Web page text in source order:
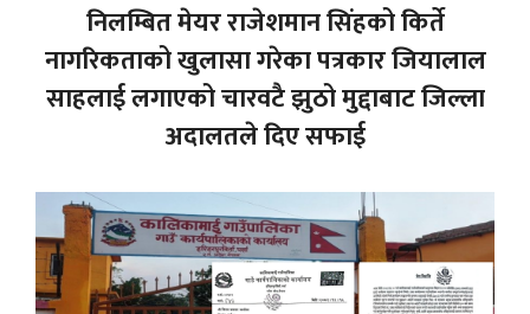
निलम्बित मेयर राजेशमान सिंहको किर्ते
नागरिकताको खुलासा गरेका पत्रकार जियालाल
साहलाई लगाएको चारवटै झुठो मुद्दाबाट जिल्ला
अदालतले दिए सफाई